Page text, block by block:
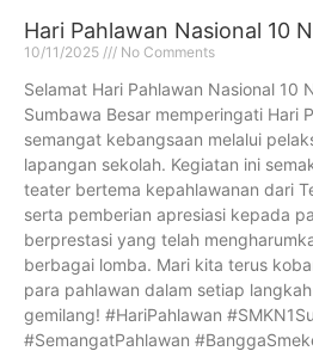
Hari Pahlawan Nasional 10
10/11/2025 No Comments
Selamat Hari Pahlawan Nasional 10
Sumbawa Besar memperingati Hari
semangat kebangsaan melalui
lapangan sekolah. Kegiatan ini
teater bertema kepahlawanan dari
serta pemberian apresiasi kepada
berprestasi yang telah
berbagai lomba. Mari kita terus
para pahlawan dalam setiap
gemilang! #HariPahlawan
#SemangatPahlawan